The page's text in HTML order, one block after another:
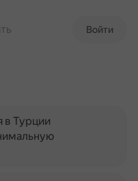
Войти
в Турции